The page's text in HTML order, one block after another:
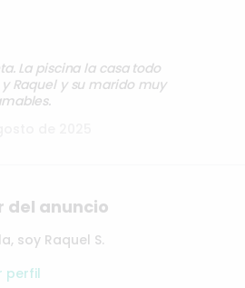
La piscina la casa todo
Raquel y su marido muy
del anuncio
soy Raquel S.
perfil